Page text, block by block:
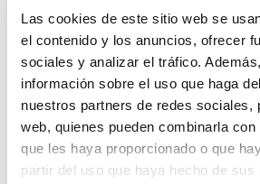
Las cookies de este sitio web se
el contenido y los anuncios, ofrecer
sociales y analizar el tráfico.
información sobre el uso que haga
nuestros partners de redes sociales,
web, quienes pueden combinarla
que les haya proporcionado o que
partir del uso que haya hecho de sus
competición, pero poco le duró
que durante la segunda jornada
arrebató la cima de la general
y penúltima jornada fuera Cristina
agenciará el primer puesto.
Con todo por decidir en este
aspirantes al título salían al mar